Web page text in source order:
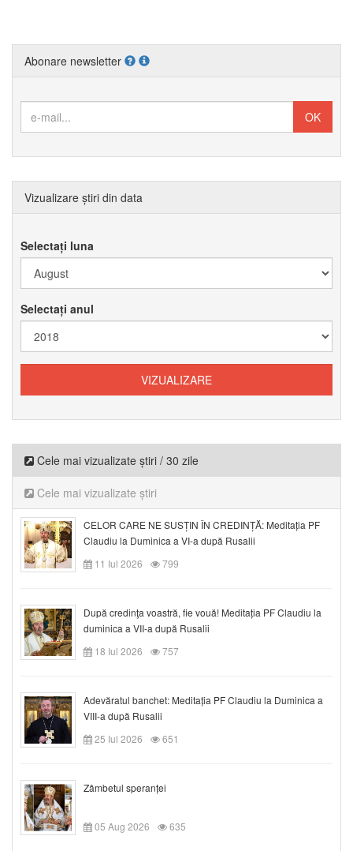
Abonare newsletter
Vizualizare știri din data
Selectați luna
Selectați anul
Cele mai vizualizate știri / 30 zile
Cele mai vizualizate știri
CELOR CARE NE SUSȚIN ÎN CREDINȚĂ: Meditația PF
Claudiu la Duminica a VI-a după Rusalii
11 Iul 2026
799
După credinţa voastră, fie vouă! Meditația PF Claudiu la
duminica a VII-a după Rusalii
18 Iul 2026
757
Adevăratul banchet: Meditația PF Claudiu la Duminica a
VIII-a după Rusalii
25 Iul 2026
651
Zâmbetul speranței
05 Aug 2026 635